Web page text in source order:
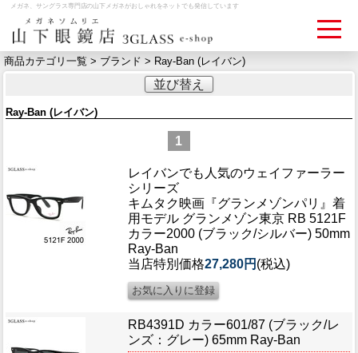
メガネ、サングラス専門店の山下メガネがおしゃれをネットでも発信しています
メディア情報
MEDIA
アクセス
ACCESS
ITEM
商品カテゴリ一覧 > ブランド > Ray-Ban (レイバン)
並び替え
Ray-Ban (レイバン)
1
レイバンでも人気のウェイファーラー
シリーズ
キムタク映画『グランメゾンパリ』着
用モデル グランメゾン東京 RB 5121F
カラー2000 (ブラック/シルバー) 50mm
Ray-Ban
当店特別価格27,280円 (税込)
RB4391D カラー601/87 (ブラック/レ
ンズ：グレー) 65mm Ray-Ban